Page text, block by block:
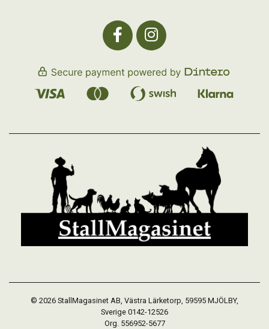
© 2026 StallMagasinet AB, Västra Lärketorp, 59595 MJÖLBY,
Sverige 0142-12526
Org. 556952-5677